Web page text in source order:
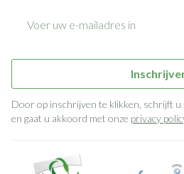
Door op inschrijven te klikken, schrijft
en gaat u akkoord met onze privacy